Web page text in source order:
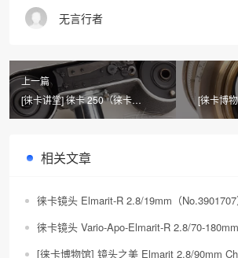
无言行者
上一篇
[徕卡讲堂] 徕卡 250（徕卡
Reporter） 系列相机介绍摘录
[徕卡博
SM 2/
相关文章
徕卡镜头 Elmarit-R 2.8/19mm（No.3901707
徕卡镜头 Vario-Apo-Elmarit-R 2.8/70-
[徕卡博物馆] 镜头之美 Elmarit 2.8/90mm